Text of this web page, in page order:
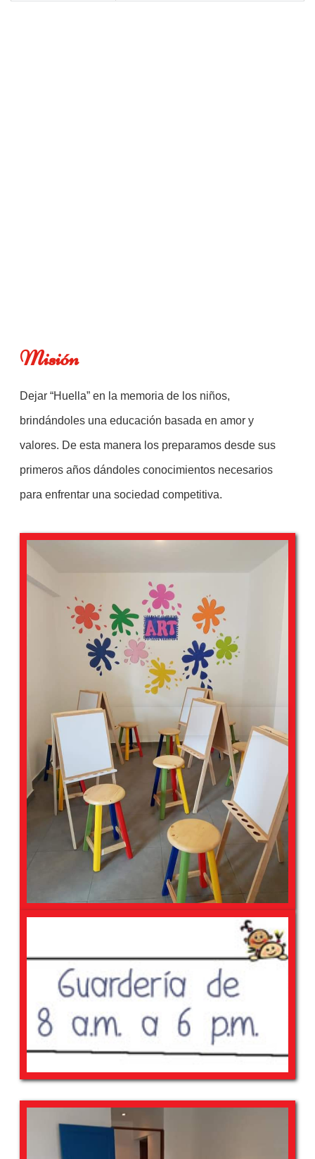
Misión
Dejar “Huella” en la memoria de los niños,
brindándoles una educación basada en amor y
valores. De esta manera los preparamos desde sus
primeros años dándoles conocimientos necesarios
para enfrentar una sociedad competitiva.